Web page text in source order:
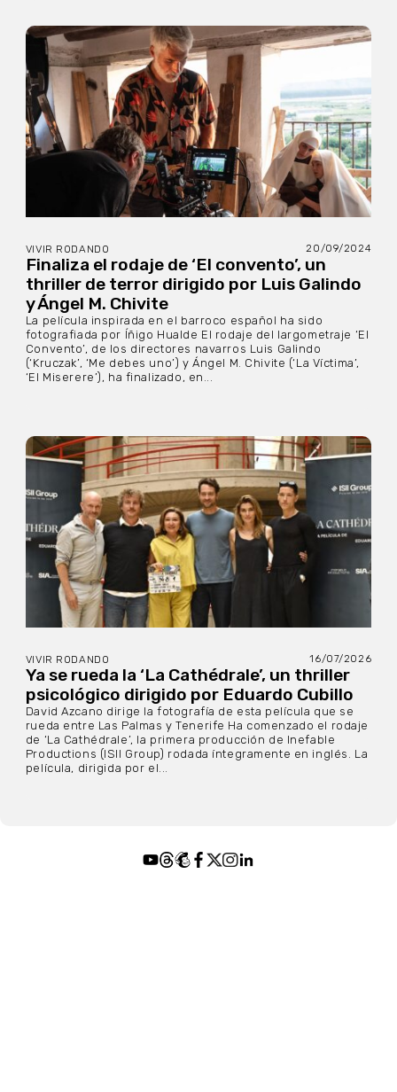
VIVIR RODANDO 20/09/2024
Finaliza el rodaje de ‘El convento’, un
thriller de terror dirigido por Luis Galindo
y Ángel M. Chivite
La película inspirada en el barroco español ha sido
fotografiada por Íñigo Hualde El rodaje del largometraje ‘El
Convento’, de los directores navarros Luis Galindo
(‘Kruczak’, ‘Me debes uno’) y Ángel M. Chivite (‘La Víctima’,
‘El Miserere’), ha finalizado, en...
VIVIR RODANDO 16/07/2026
Ya se rueda la ‘La Cathédrale’, un thriller
psicológico dirigido por Eduardo Cubillo
David Azcano dirige la fotografía de esta película que se
rueda entre Las Palmas y Tenerife Ha comenzado el rodaje
de ‘La Cathédrale’, la primera producción de Inefable
Productions (ISII Group) rodada íntegramente en inglés. La
película, dirigida por el...